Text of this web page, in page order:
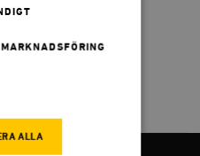
inte bara genom sitt
MARKNADSFÖRING
ALLA